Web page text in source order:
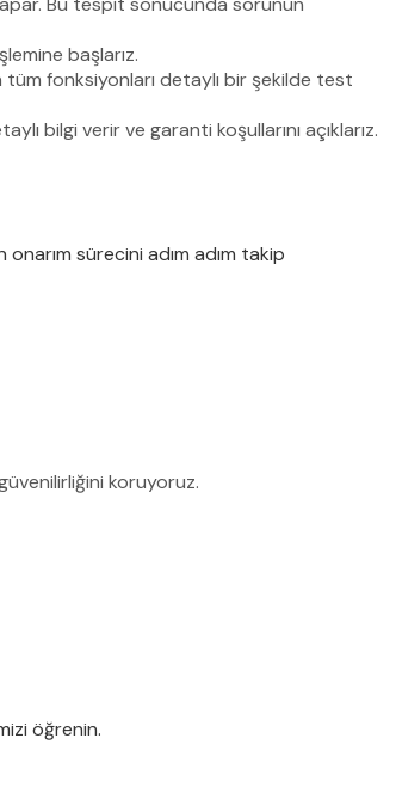
başlarız.
tüm fonksiyonları detaylı bir şekilde test
bilgi verir ve garanti koşullarını açıklarız.
sürecini adım adım takip
koruyoruz.
öğrenin.